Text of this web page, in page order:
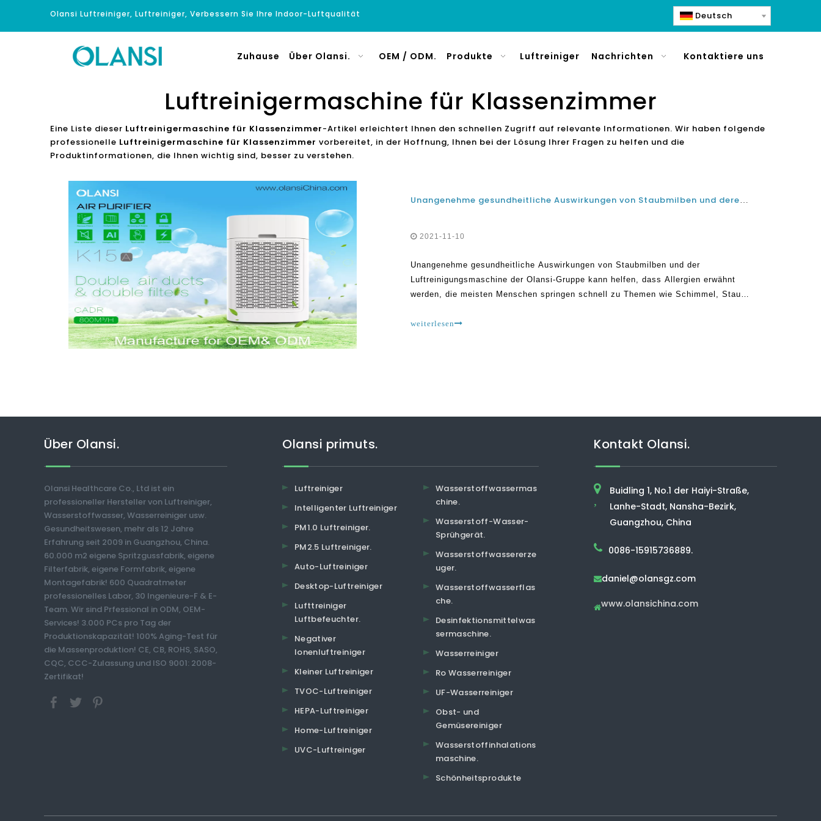
Olansi Luftreiniger, Luftreiniger, Verbessern Sie Ihre Indoor-Luftqualität Deutsch
Zuhause Über Olansi. OEM / ODM. Produkte Luftreiniger Nachrichten Kontaktiere uns
Luftreinigermaschine für Klassenzimmer
Eine Liste dieser Luftreinigermaschine für Klassenzimmer-Artikel erleichtert Ihnen den schnellen Zugriff auf relevante Informationen. Wir haben folgende
professionelle Luftreinigermaschine für Klassenzimmer vorbereitet, in der Hoffnung, Ihnen bei der Lösung Ihrer Fragen zu helfen und die
Produktinformationen, die Ihnen wichtig sind, besser zu verstehen.
Unangenehme gesundheitliche Auswirkungen von Staubmilben und deren Luftreinigungsmaschine der Olansi-Gruppe kann helfen
2021-11-10
Unangenehme gesundheitliche Auswirkungen von Staubmilben und der
Luftreinigungsmaschine der Olansi-Gruppe kann helfen, dass Allergien erwähnt
werden, die meisten Menschen springen schnell zu Themen wie Schimmel, Staub,
für allergische Reaktionen verantwortlich sind
weiterlesen
Über Olansi.
Olansi Healthcare Co., Ltd ist ein
professioneller Hersteller von Luftreiniger,
Wasserstoffwasser, Wasserreiniger usw.
Gesundheitswesen, mehr als 12 Jahre
Erfahrung seit 2009 in Guangzhou, China.
60.000 m2 eigene Spritzgussfabrik, eigene
Filterfabrik, eigene Formfabrik, eigene
Montagefabrik! 600 Quadratmeter
professionelles Labor, 30 Ingenieure-F & E-
Team. Wir sind Prfessional in ODM, OEM-
Services! 3.000 PCs pro Tag der
Produktionskapazität! 100% Aging-Test für
die Massenproduktion! CE, CB, ROHS, SASO,
CQC, CCC-Zulassung und ISO 9001: 2008-
Zertifikat!
Olansi primuts.
Luftreiniger
Intelligenter Luftreiniger
PM1.0 Luftreiniger.
PM2.5 Luftreiniger.
Auto-Luftreiniger
Desktop-Luftreiniger
Lufttreiniger
Luftbefeuchter.
Negativer
Ionenluftreiniger
Kleiner Luftreiniger
TVOC-Luftreiniger
HEPA-Luftreiniger
Home-Luftreiniger
UVC-Luftreiniger
Wasserstoffwassermas
chine.
Wasserstoff-Wasser-
Sprühgerät.
Wasserstoffwassererze
uger.
Wasserstoffwasserflas
che.
Desinfektionsmittelwas
sermaschine.
Wasserreiniger
Ro Wasserreiniger
UF-Wasserreiniger
Obst- und
Gemüsereiniger
Wasserstoffinhalations
maschine.
Schönheitsprodukte
Kontakt Olansi.
,
Buidling 1, No.1 der Haiyi-Straße,
Lanhe-Stadt, Nansha-Bezirk,
Guangzhou, China
0086-15915736889.
daniel@olansgz.com
www.olansichina.com